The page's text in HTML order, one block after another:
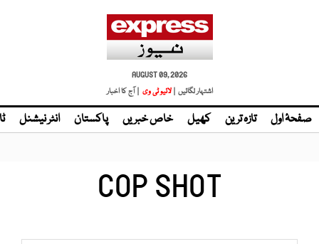
AUGUST 09, 2026
اشتہار لگائیں |
| آج کا اخبار
صفحۂ اول تازہ ترین کھیل خاص خبریں پاکستان انٹر نیشنل
COP SHOT